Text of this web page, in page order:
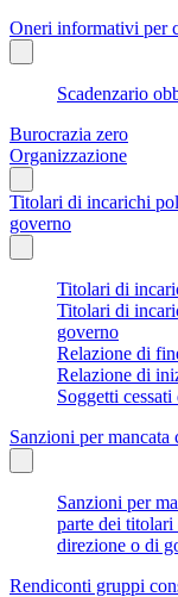
Oneri informativi per
Scadenzario
Burocrazia zero
Organizzazione
Titolari di incarichi
governo
Titolari di
Titolari di
governo
Relazione di
Relazione di
Soggetti
Sanzioni per
Sanzioni per
parte dei
direzione o di
Rendiconti gruppi